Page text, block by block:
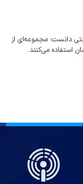
دانست؛ مجموعه‌ای از
استفاده می‌کنند.